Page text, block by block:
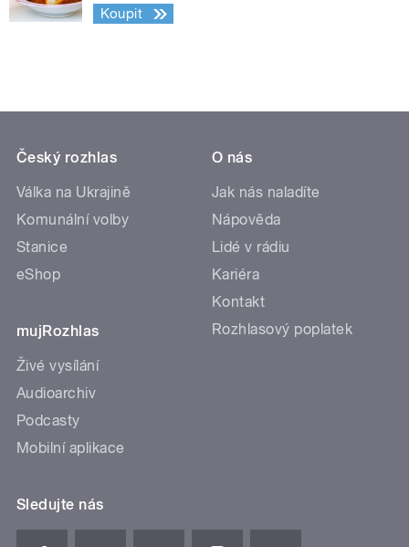
Koupit
Český rozhlas
Válka na Ukrajině
Komunální volby
Stanice
eShop
mujRozhlas
Živé vysílání
Audioarchiv
Podcasty
Mobilní aplikace
O nás
Jak nás naladíte
Nápověda
Lidé v rádiu
Kariéra
Kontakt
Rozhlasový poplatek
Sledujte nás